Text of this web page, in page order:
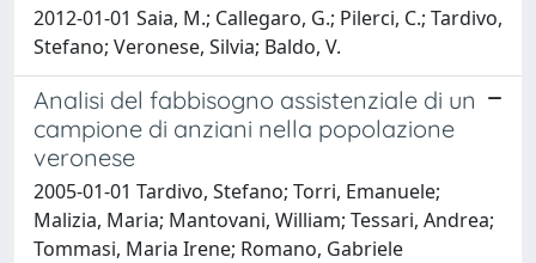
2012-01-01 Saia, M.; Callegaro, G.; Pilerci, C.; Tardivo,
Stefano; Veronese, Silvia; Baldo, V.
Analisi del fabbisogno assistenziale di un
campione di anziani nella popolazione
veronese
2005-01-01 Tardivo, Stefano; Torri, Emanuele;
Malizia, Maria; Mantovani, William; Tessari, Andrea;
Tommasi, Maria Irene; Romano, Gabriele